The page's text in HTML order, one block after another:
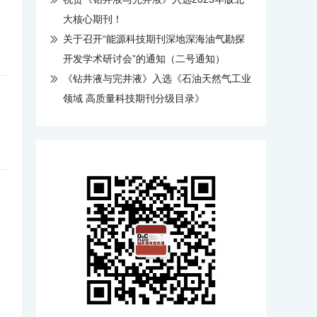
大核心期刊！
关于召开“能源科技期刊深地深海油气勘探
开发学术研讨会”的通知（二号通知）
《钻井液与完井液》入选《石油天然气工业
领域 高质量科技期刊分级目录》